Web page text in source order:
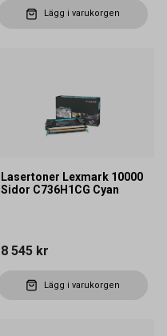
Lägg i varukorgen
Lasertoner Lexmark 10000
Sidor C736H1CG Cyan
8 545 kr
Lägg i varukorgen